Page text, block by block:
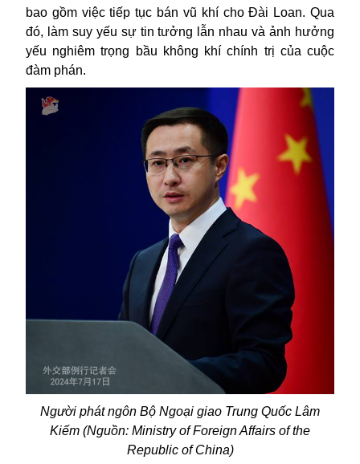
bao gồm việc tiếp tục bán vũ khí cho Đài Loan. Qua
đó, làm suy yếu sự tin tưởng lẫn nhau và ảnh hưởng
yếu nghiêm trọng bầu không khí chính trị của cuộc
đàm phán.
Người phát ngôn Bộ Ngoại giao Trung Quốc Lâm
Kiếm (Nguồn: Ministry of Foreign Affairs of the
Republic of China)